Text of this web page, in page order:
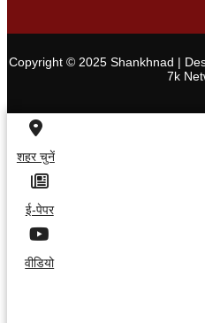
Copyright © 2025 Shankhnad |
7k
शहर चुनें
ई-पेपर
वीडियो